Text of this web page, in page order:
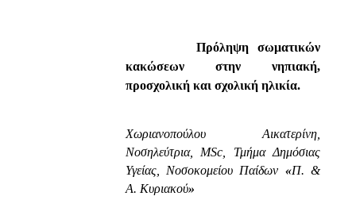
Πρόληψη σωματικών
κακώσεων στην νηπιακή,
προσχολική και σχολική ηλικία.
Χωριανοπούλου Αικατερίνη,
Νοσηλεύτρια, MSc, Τμήμα Δημόσιας
Υγείας, Νοσοκομείου Παίδων «Π. &
Α. Κυριακού»